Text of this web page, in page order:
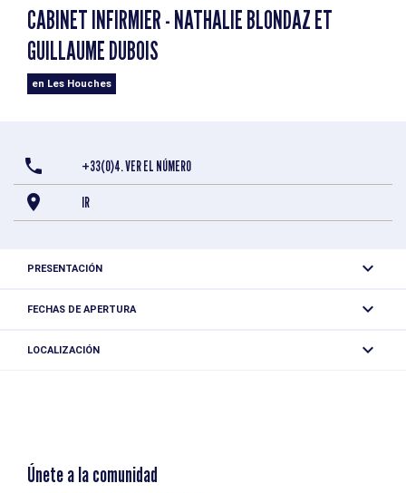
CABINET INFIRMIER - NATHALIE BLONDAZ ET
GUILLAUME DUBOIS
en Les Houches
+33(0)4. VER EL NÚMERO
IR
PRESENTACIÓN
Enfermeros titulados por el Estado. Atención a domicilio y
FECHAS DE APERTURA
LOCALIZACIÓN
Únete a la comunidad